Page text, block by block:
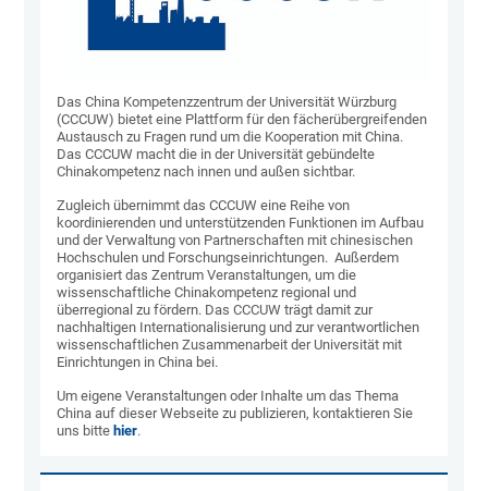
Das China Kompetenzzentrum der Universität Würzburg
(CCCUW) bietet eine Plattform für den fächerübergreifenden
Austausch zu Fragen rund um die Kooperation mit China.
Das CCCUW macht die in der Universität gebündelte
Chinakompetenz nach innen und außen sichtbar.
Zugleich übernimmt das CCCUW eine Reihe von
koordinierenden und unterstützenden Funktionen im Aufbau
und der Verwaltung von Partnerschaften mit chinesischen
Hochschulen und Forschungseinrichtungen. Außerdem
organisiert das Zentrum Veranstaltungen, um die
wissenschaftliche Chinakompetenz regional und
überregional zu fördern. Das CCCUW trägt damit zur
nachhaltigen Internationalisierung und zur verantwortlichen
wissenschaftlichen Zusammenarbeit der Universität mit
Einrichtungen in China bei.
Um eigene Veranstaltungen oder Inhalte um das Thema
China auf dieser Webseite zu publizieren, kontaktieren Sie
uns bitte hier.